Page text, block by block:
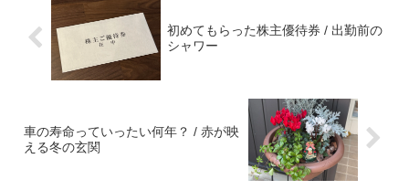
初めてもらった株主優待券 / 出勤前の
シャワー
車の寿命っていったい何年？ / 赤が映
える冬の玄関